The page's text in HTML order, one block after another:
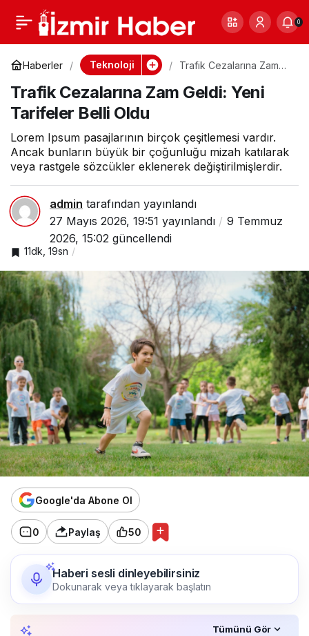
0
Haberler Teknoloji
Trafik Cezalarına Zam
Oldu
Trafik Cezalarına Zam Geldi: Yeni
Tarifeler Belli Oldu
Lorem Ipsum pasajlarının birçok çeşitlemesi vardır.
Ancak bunların büyük bir çoğunluğu mizah katılarak
veya rastgele sözcükler eklenerek değiştirilmişlerdir.
admin tarafından yayınlandı
27 Mayıs 2026, 19:51 yayınlandı
9 Temmuz
2026, 15:02 güncellendi
11dk, 19sn
Google'da Abone Ol
0 Paylaş 50
Haberi sesli dinleyebilirsiniz
Dokunarak veya tıklayarak başlatın
Tümünü Gör
Okul Tatil Tarihleri
Değişti mi? Milli
Eğitim Açıkladı
0 Paylaş